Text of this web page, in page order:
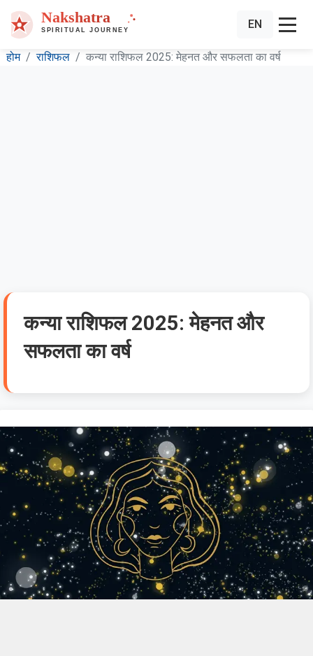
EN
होम राशिफल कन्या राशिफल 2025: मेहनत और सफलता का वर्ष
कन्या राशिफल 2025: मेहनत और
सफलता का वर्ष